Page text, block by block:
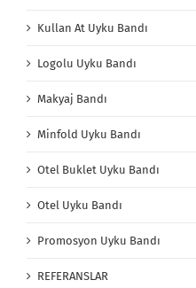
Kullan At Uyku Bandı
Logolu Uyku Bandı
Makyaj Bandı
Minfold Uyku Bandı
Otel Buklet Uyku Bandı
Otel Uyku Bandı
Promosyon Uyku Bandı
REFERANSLAR